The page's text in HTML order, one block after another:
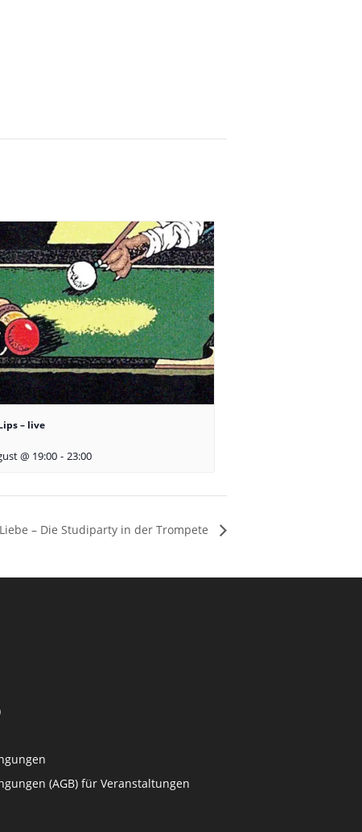
– live
@ 19:00 - 23:00
– Die Studiparty in der Trompete
(AGB) für Veranstaltungen